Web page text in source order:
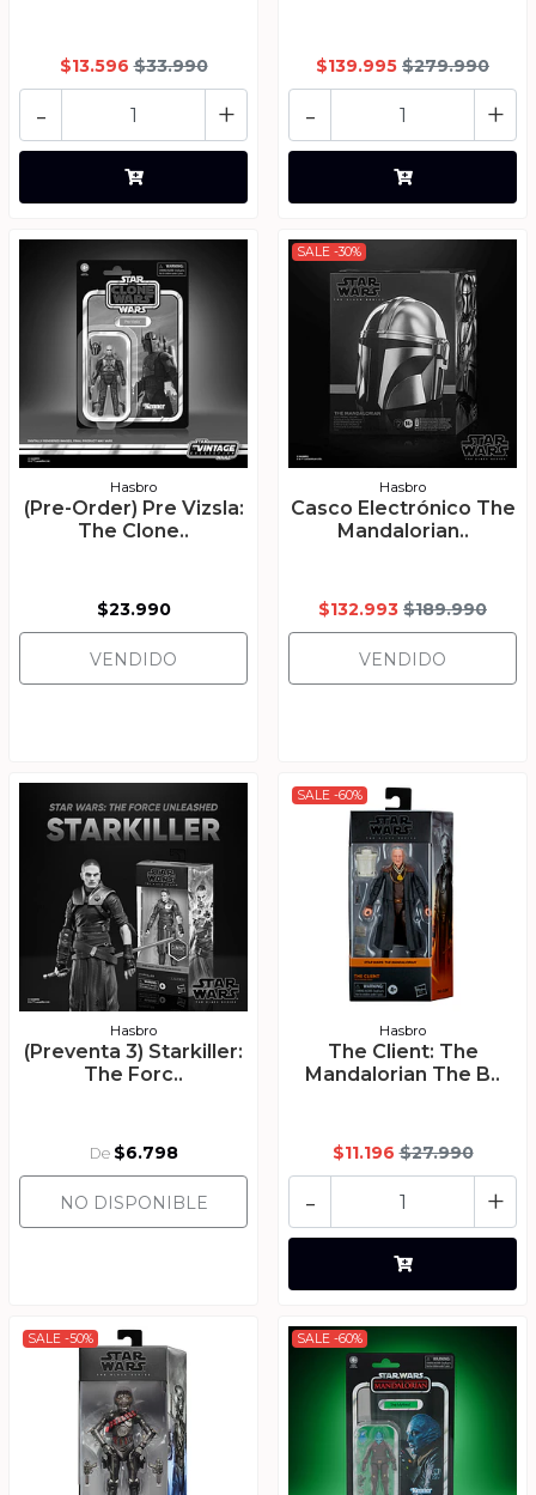
$13.596 $33.990
+
-
$139.995 $279.990
+
-
Hasbro
(Pre-Order) Pre Vizsla:
The Clone..
$23.990
VENDIDO
SALE -30%
Hasbro
Casco Electrónico The
Mandalorian..
$132.993 $189.990
VENDIDO
Hasbro
(Preventa 3) Starkiller:
The Forc..
De $6.798
NO DISPONIBLE
SALE -60%
Hasbro
The Client: The
Mandalorian The B..
$11.196 $27.990
+
-
SALE -50% SALE -60%